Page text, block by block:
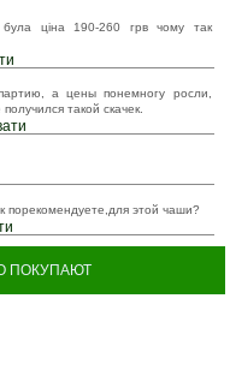
ціна 190-260 грв чому так
а цены понемногу росли,
такой скачек.
порекомендуете,для этой чаши?
ПОКУПАЮТ